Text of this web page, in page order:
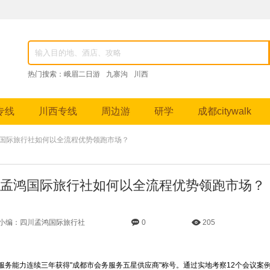
，成都跟团游、九寨沟纯玩团、峨眉山深度游、稻城亚丁摄影之旅等特色线路。
热门搜索： 峨眉二日游 九寨沟 川西
线 川西专线 周边游 研学 成都citywalk
旅行社如何以全流程优势领跑市场？
鸿国际旅行社如何以全流程优势领跑市场？
编：四川孟鸿国际旅行社 0 205
务能力连续三年获得"成都市会务服务五星供应商"称号。通过实地考察12个会议案